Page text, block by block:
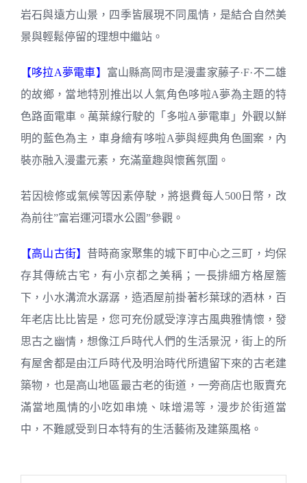
岩石與遠方山景，四季皆展現不同風情，是結合自然美
景與輕鬆停留的理想中繼站。
【哆拉A夢電車】 富山縣高岡市是漫畫家藤子·F·不二雄
的故鄉，當地特別推出以人氣角色哆啦A夢為主題的特
色路面電車。萬葉線行駛的「多啦A夢電車」外觀以鮮
明的藍色為主，車身繪有哆啦A夢與經典角色圖案，內
裝亦融入漫畫元素，充滿童趣與懷舊氛圍。
若因檢修或氣候等因素停駛，將退費每人500日幣，改
為前往”富岩運河環水公園”參觀。
【高山古街】 昔時商家聚集的城下町中心之三町，均保
存其傳統古宅，有小京都之美稱；一長排細方格屋簷
下，小水溝流水潺潺，造酒屋前掛著杉葉球的酒林，百
年老店比比皆是，您可充份感受淳淳古風典雅情懷，發
思古之幽情，想像江戶時代人們的生活景況，街上的所
有屋舍都是由江戶時代及明治時代所遺留下來的古老建
築物，也是高山地區最古老的街道，一旁商店也販賣充
滿當地風情的小吃如串燒、味增湯等，漫步於街道當
中，不難感受到日本特有的生活藝術及建築風格。